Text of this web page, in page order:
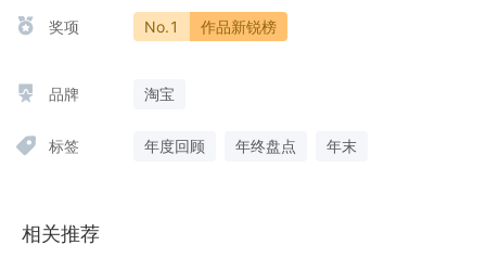
奖项 No.1 作品新锐榜
品牌 淘宝
标签 年度回顾 年终盘点 年末
相关推荐